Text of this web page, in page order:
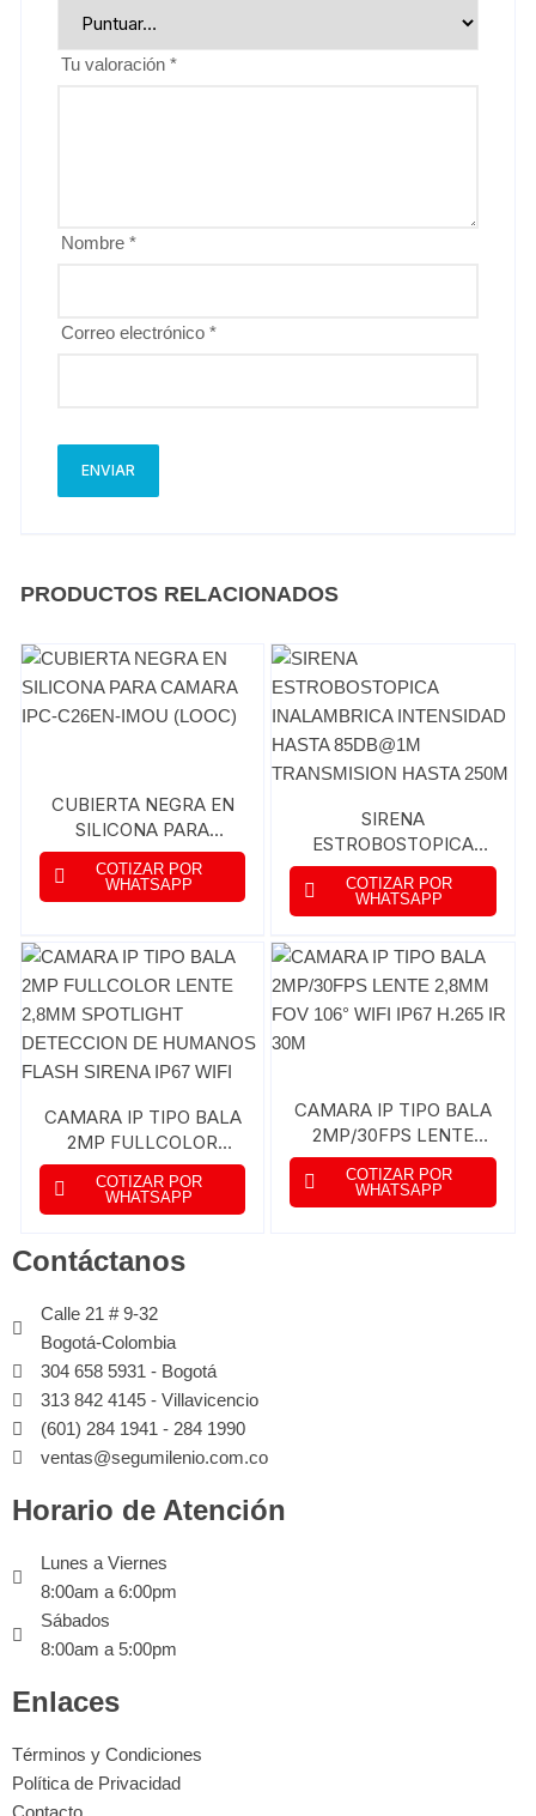
Tu valoración*
Nombre*
Correo electrónico*
PRODUCTOS RELACIONADOS
CUBIERTA NEGRA EN
SILICONA PARA
CAMARA IPC-C26EN-
IMOU (LOOC)
COTIZAR POR
WHATSAPP
SIRENA
ESTROBOSTOPICA
INALAMBRICA
INTENSIDAD HASTA
85DB@1M
TRANSMISION HASTA
250M
COTIZAR POR
WHATSAPP
CAMARA IP TIPO BALA
2MP FULLCOLOR
LENTE 2,8MM
SPOTLIGHT
DETECCION DE
SIRENA IP67 WIFI
COTIZAR POR
WHATSAPP
CAMARA IP TIPO BALA
2MP/30FPS LENTE
2,8MM FOV 106° WIFI
IP67 H.265 IR 30M
COTIZAR POR
WHATSAPP
Contáctanos
Calle 21 # 9-32
Bogotá-Colombia
304 658 5931 - Bogotá
313 842 4145 - Villavicencio
(601) 284 1941 - 284 1990
ventas@segumilenio.com.co
Horario de Atención
Lunes a Viernes
8:00am a 6:00pm
Sábados
8:00am a 5:00pm
Enlaces
Términos y Condiciones
Política de Privacidad
Contacto